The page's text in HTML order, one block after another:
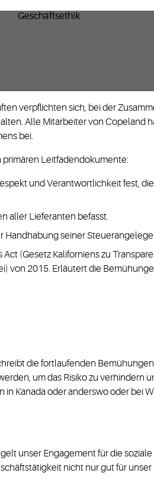
verpflichten sich, bei der
Alle Mitarbeiter von Copeland
bei.
Leitfadendokumente:
und Verantwortlichkeit fest,
aller Lieferanten befasst.
Handhabung seiner
(Gesetz Kaliforniens zu
von 2015. Erläutert die
die fortlaufenden
um das Risiko zu verhindern
Kanada oder anderswo oder bei
unser Engagement für die
nicht nur gut für